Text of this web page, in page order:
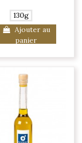
130g
Ajouter au
panier